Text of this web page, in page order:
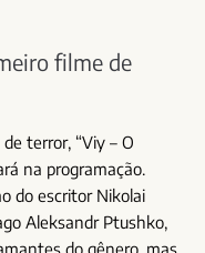
filme de
terror, “Viy – O
na programação.
do escritor Nikolai
Aleksandr Ptushko,
do gênero, mas